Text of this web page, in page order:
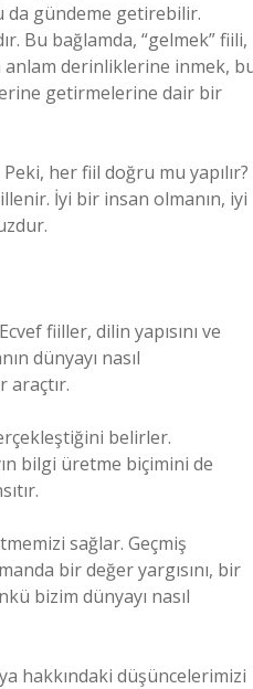
da gündeme getirebilir.
Bu bağlamda, “gelmek” fiili,
derinliklerine inmek,
getirmelerine dair bir
her fiil doğru mu yapılır?
İyi bir insan olmanın, iyi
fiiller, dilin yapısını ve
dünyayı nasıl
araçtır.
belirler.
bilgi üretme biçimini de
sağlar. Geçmiş
bir değer yargısını, bir
bizim dünyayı nasıl
hakkındaki düşüncelerimizi